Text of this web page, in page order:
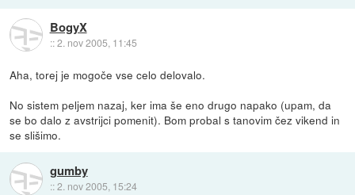
BogyX
::2. nov 2005, 11:45
Aha, torej je mogoče vse celo delovalo.
No sistem peljem nazaj, ker ima še eno drugo napako (upam, da
se bo dalo z avstrijci pomenit). Bom probal s tanovim čez vikend in
se slišimo.
gumby
::2. nov 2005, 15:24